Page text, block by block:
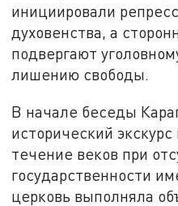
инициировали
духовенства, а
подвергают
лишению свободы.
В начале беседы
исторический
течение веков при
государственности
церковь выполняла